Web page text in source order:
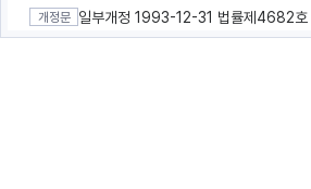
개정문 일부개정 1993-12-31 법률제4682호